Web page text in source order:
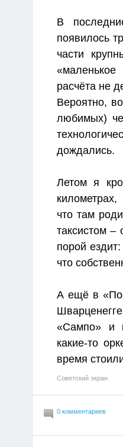
В
появилось
части
расчёта не
Вероятно,
любимых)
дождались.
Летом я
что там
таксистом –
порой
что
А ещё в
«Сампо» и
какие-то
время
Советский экран
0 комментариев